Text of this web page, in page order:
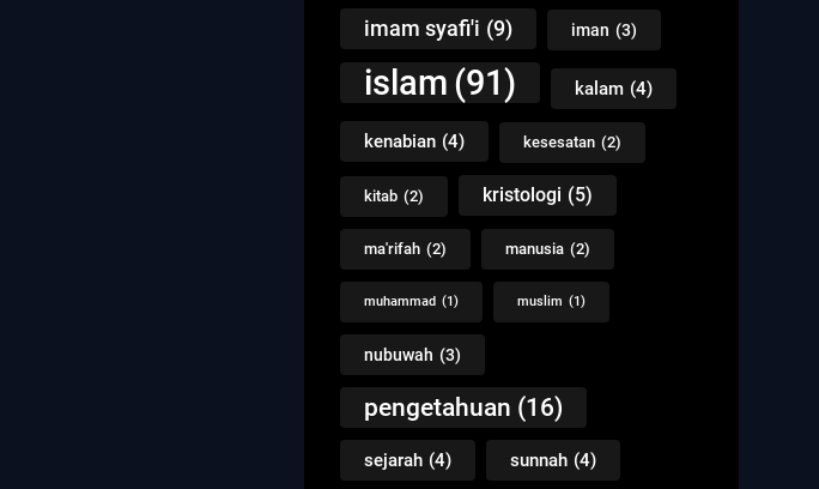
imam syafi'i (9) iman (3)
islam (91) kalam (4)
kenabian (4) kesesatan (2)
kitab (2) kristologi (5)
ma'rifah (2) manusia (2)
muhammad (1) muslim (1)
nubuwah (3)
pengetahuan (16)
sejarah (4) sunnah (4)